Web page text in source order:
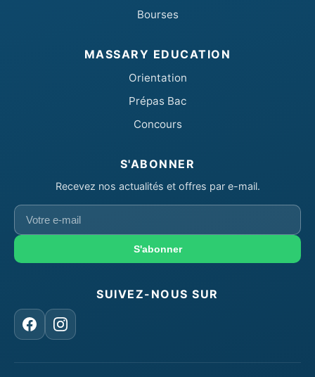
Bourses
MASSARY EDUCATION
Orientation
Prépas Bac
Concours
S'ABONNER
Recevez nos actualités et offres par e-mail.
Votre
e-
S'abonner
SUIVEZ-NOUS SUR
FacebookInstagram